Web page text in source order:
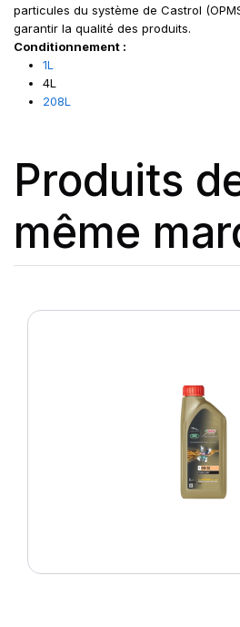
particules du système de Castrol
garantir la qualité des produits.
Conditionnement :
1L
4L
208L
Produits
même